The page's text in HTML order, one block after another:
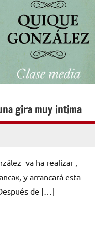
gira muy intima
va ha realizar ,
y arrancará esta
de […]